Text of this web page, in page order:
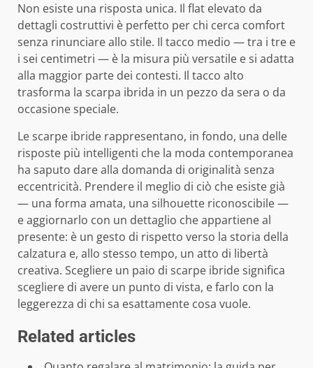
Non esiste una risposta unica. Il flat elevato da
dettagli costruttivi è perfetto per chi cerca comfort
senza rinunciare allo stile. Il tacco medio — tra i tre e
i sei centimetri — è la misura più versatile e si adatta
alla maggior parte dei contesti. Il tacco alto
trasforma la scarpa ibrida in un pezzo da sera o da
occasione speciale.
Le scarpe ibride rappresentano, in fondo, una delle
risposte più intelligenti che la moda contemporanea
ha saputo dare alla domanda di originalità senza
eccentricità. Prendere il meglio di ciò che esiste già
— una forma amata, una silhouette riconoscibile —
e aggiornarlo con un dettaglio che appartiene al
presente: è un gesto di rispetto verso la storia della
calzatura e, allo stesso tempo, un atto di libertà
creativa. Scegliere un paio di scarpe ibride significa
scegliere di avere un punto di vista, e farlo con la
leggerezza di chi sa esattamente cosa vuole.
Related articles